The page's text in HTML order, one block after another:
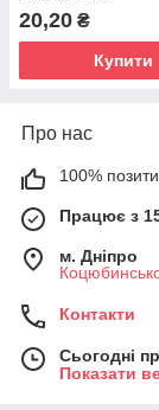
20,20 ₴
Купити
Про нас
100%
Працює з
м. Дніпро
Контакти
Сьогодні
Показати